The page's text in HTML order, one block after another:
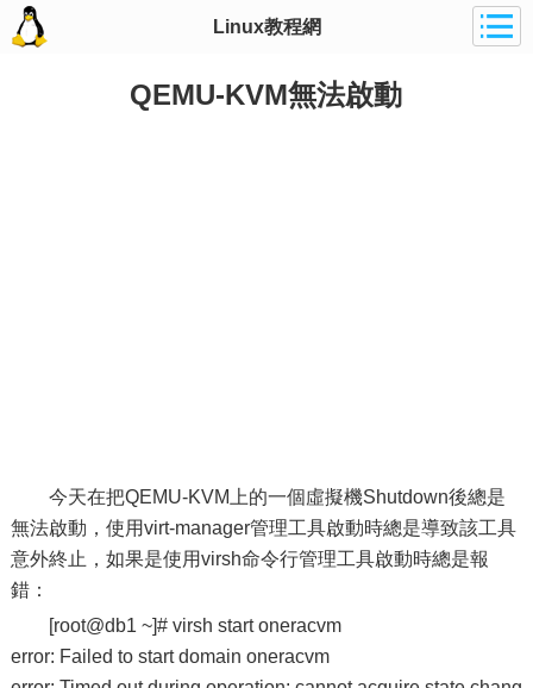
Linux教程網
QEMU-KVM無法啟動
今天在把QEMU-KVM上的一個虛擬機Shutdown後總是
無法啟動，使用virt-manager管理工具啟動時總是導致該工具
意外終止，如果是使用virsh命令行管理工具啟動時總是報
錯：
[root@db1 ~]# virsh start oneracvm
error: Failed to start domain oneracvm